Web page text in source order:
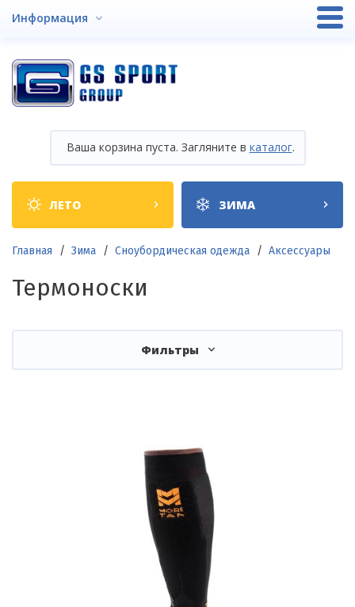
Информация
Ваша корзина пуста. Загляните в каталог.
Shop
categories
ЛЕТО ЗИМА
Строка
навигации
Главная Зима Сноубордическая одежда Аксессуары
Термоноски
Фильтры